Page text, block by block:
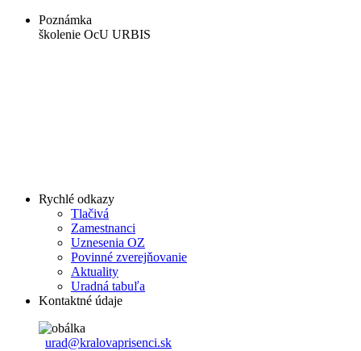
Poznámka
školenie OcU URBIS
Rychlé odkazy
Tlačivá
Zamestnanci
Uznesenia OZ
Povinné zverejňovanie
Aktuality
Uradná tabuľa
Kontaktné údaje
urad@kralovaprisenci.sk